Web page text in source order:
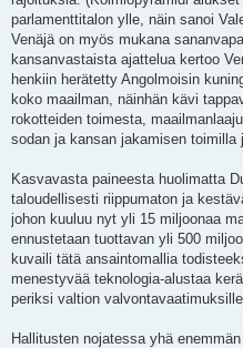
parlamenttitalon ylle, näin sanoi
Venäjä on myös mukana
kansanvastaista ajattelua kertoo
henkiin herätetty Angolmoisin
koko maailman, näinhän kävi
rokotteiden toimesta,
sodan ja kansan jakamisen toimilla
Kasvavasta paineesta huolimatta
taloudellisesti riippumaton ja
johon kuuluu nyt yli 15 miljoonaa
ennustetaan tuottavan yli 500
kuvaili tätä ansaintomallia
menestyvää teknologia-alustaa
periksi valtion valvontavaatimuksille.
Hallitusten nojatessa yhä